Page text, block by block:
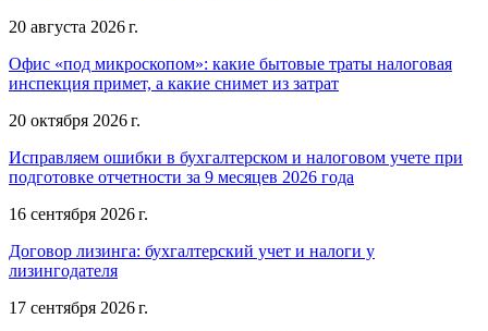
20 августа 2026 г.
Офис «под микроскопом»: какие бытовые траты налоговая
инспекция примет, а какие снимет из затрат
20 октября 2026 г.
Исправляем ошибки в бухгалтерском и налоговом учете при
подготовке отчетности за 9 месяцев 2026 года
16 сентября 2026 г.
Договор лизинга: бухгалтерский учет и налоги у
лизингодателя
17 сентября 2026 г.